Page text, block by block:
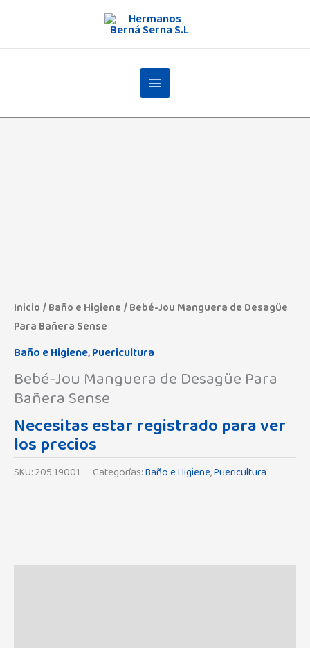
contenido
Inicio /Baño e Higiene / Bebé-Jou Manguera de Desagüe
Para Bañera Sense
Baño e Higiene,Puericultura
Bebé-Jou Manguera de Desagüe Para
Bañera Sense
Necesitas estar registrado para ver
los precios
SKU:205 19001 Categorías:Baño e Higiene,Puericultura